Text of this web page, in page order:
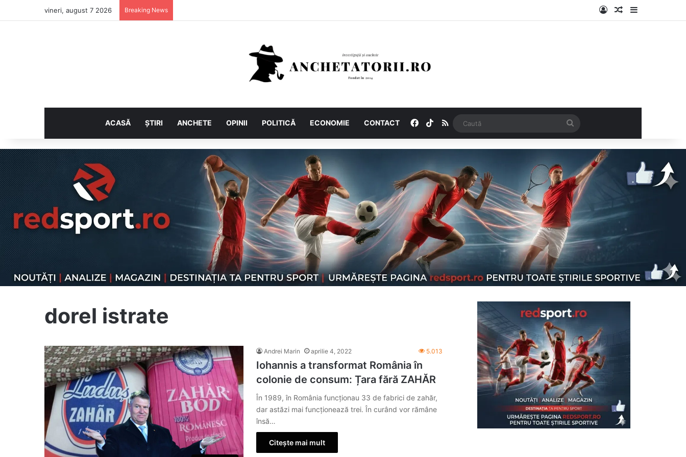
vineri, august 7 2026 Breaking News Log InArticol aleatoriu
ACASĂ ȘTIRI ANCHETE OPINII POLITICĂ ECONOMIE CONTACT Facebook
TikTokRSS
dorel istrate
Andrei Marin aprilie 4, 2022 5.013
Iohannis a transformat România în
colonie de consum: Țara fără ZAHĂR
În 1989, în România funcţionau 33 de fabrici de zahăr,
dar astăzi mai funcționează trei. În curând vor rămâne
însă…
Citește mai mult